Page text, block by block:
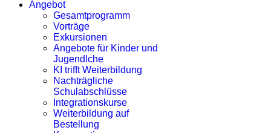
Angebot
Gesamtprogramm
Vorträge
Exkursionen
Angebote für Kinder und
Jugendlche
KI trifft Weiterbildung
Nachträgliche
Schulabschlüsse
Integrationskurse
Weiterbildung auf
Bestellung